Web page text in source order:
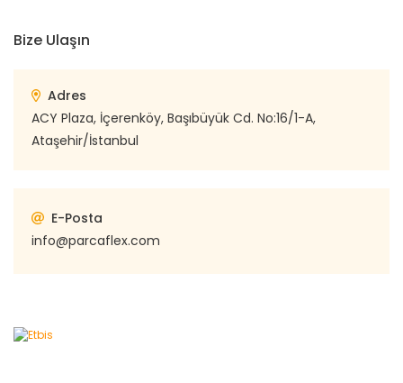
Bize Ulaşın
Adres
ACY Plaza, İçerenköy, Başıbüyük Cd. No:16/1-A,
Ataşehir/İstanbul
E-Posta
info@parcaflex.com